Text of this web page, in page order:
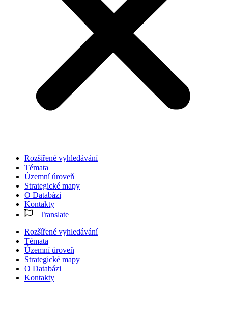
Rozšířené vyhledávání
Témata
Územní úroveň
Strategické mapy
O Databázi
Kontakty
Translate
Rozšířené vyhledávání
Témata
Územní úroveň
Strategické mapy
O Databázi
Kontakty